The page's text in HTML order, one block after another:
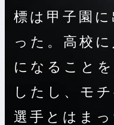
標は甲子園
った。高校
になること
したし、モ
選手とはま